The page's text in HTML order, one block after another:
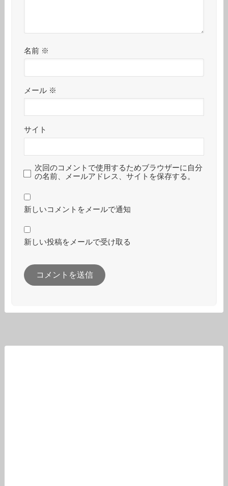
名前 ※
メール ※
サイト
次回のコメントで使用するためブラウザーに自分
の名前、メールアドレス、サイトを保存する。
新しいコメントをメールで通知
新しい投稿をメールで受け取る